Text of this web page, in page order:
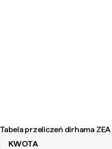
Tabela przeliczeń dirhama
KWOTA